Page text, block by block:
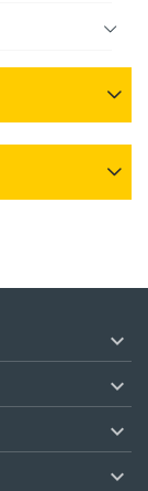



